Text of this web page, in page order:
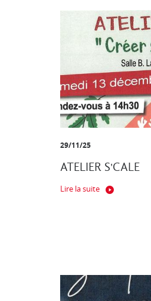
29/11/25
ATELIER S'CALE
Lire la suite